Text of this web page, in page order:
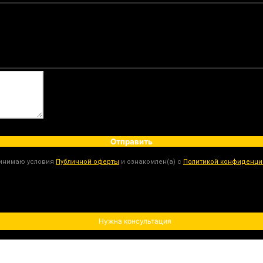
Отправить
условия Публичной оферты и ознакомлен(а) с Политикой
Нужна консультация